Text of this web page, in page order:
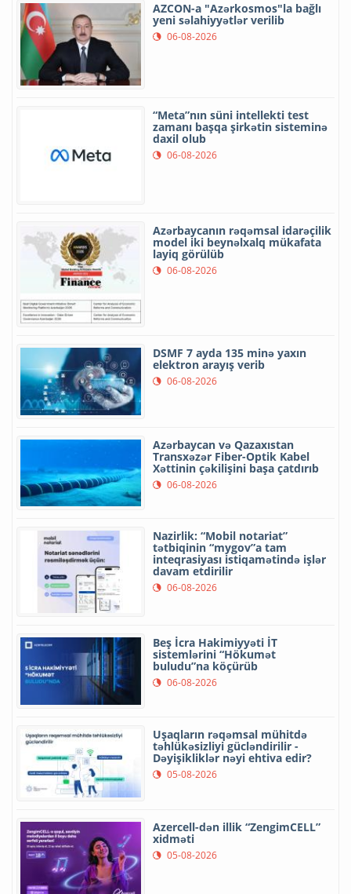
AZCON-a "Azərkosmos"la bağlı
yeni səlahiyyətlər verilib
06-08-2026
“Meta”nın süni intellekti test
zamanı başqa şirkətin sisteminə
daxil olub
06-08-2026
Azərbaycanın rəqəmsal idarəçilik
model iki beynəlxalq mükafata
layiq görülüb
06-08-2026
DSMF 7 ayda 135 minə yaxın
elektron arayış verib
06-08-2026
Azərbaycan və Qazaxıstan
Transxəzər Fiber-Optik Kabel
Xəttinin çəkilişini başa çatdırıb
06-08-2026
Nazirlik: “Mobil notariat”
tətbiqinin “mygov”a tam
inteqrasiyası istiqamətində işlər
davam etdirilir
06-08-2026
Beş İcra Hakimiyyəti İT
sistemlərini “Hökumət
buludu”na köçürüb
06-08-2026
Uşaqların rəqəmsal mühitdə
təhlükəsizliyi gücləndirilir -
Dəyişikliklər nəyi ehtiva edir?
05-08-2026
Azercell-dən illik “ZengimCELL”
xidməti
05-08-2026